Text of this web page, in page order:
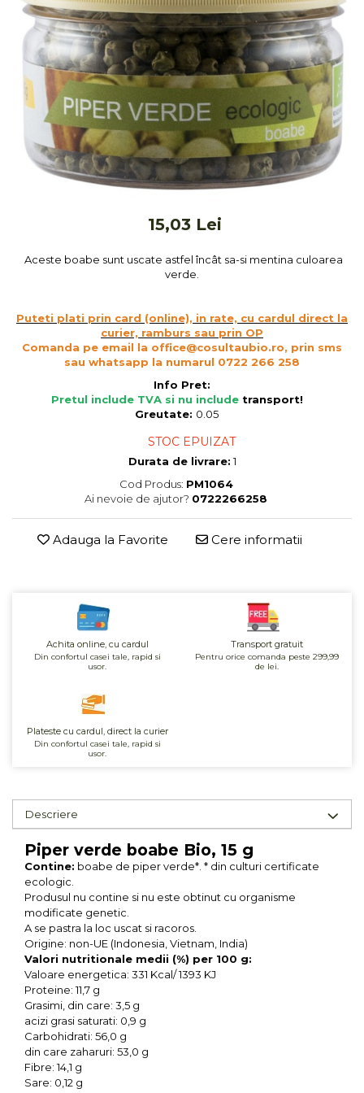
Ceai vrac
Ceaiuri diverse si accesorii
Bauturi
Apa
Sucuri
Vinuri, bere si alte bauturi
Siropuri naturale
Energizante
Carbogazoase
Seminte din plante oleaginoase
Fructe si legume Bio
Alimente de baza
Orez, Faina si Premixuri
Produse din carne
Sosuri, Ketchup bio
Pudre si prafuri
Leguminoase si seminte
Fermenti si gelifianti
Sare si inlocuitori
Produse care inlocuiesc carnea
Unt, alternativa unt
Terci bio
Dulciuri
Ciocolata
Dulceturi, gemuri, compoturi
Creme
Bomboane, Caramele si Jeleuri
Biscuiti si napolitane
Inghetata
Zahar si indulcitori
Batoane
Dulciuri bio
Guma de mestecat bio
Snacksuri
15,03 Lei
Aceste boabe sunt uscate astfel încât sa-si mentina culoarea
verde.
Puteti plati prin card (online), in rate, cu cardul direct la
curier, ramburs sau prin OP
Comanda pe email la office@cosultaubio.ro, prin sms
sau whatsapp la numarul 0722 266 258
Info Pret:
Pretul include TVA si nu include transport!
Greutate: 0.05
STOC EPUIZAT
Durata de livrare:1
Cod Produs: PM1064
Ai nevoie de ajutor? 0722266258
Adauga la Favorite Cere informatii
Achita online, cu cardul
Din confortul casei tale, rapid si
usor.
Transport gratuit
Pentru orice comanda peste 299,99
de lei.
Plateste cu cardul, direct la curier
Din confortul casei tale, rapid si
usor.
Descriere
Piper verde boabe Bio, 15 g
Contine: boabe de piper verde*. * din culturi certificate
ecologic.
Produsul nu contine si nu este obtinut cu organisme
modificate genetic.
A se pastra la loc uscat si racoros.
Origine: non-UE (Indonesia, Vietnam, India)
Valori nutritionale medii (%) per 100 g:
Valoare energetica: 331 Kcal/ 1393 KJ
Proteine: 11,7 g
Grasimi, din care: 3,5 g
acizi grasi saturati: 0,9 g
Carbohidrati: 56,0 g
din care zaharuri: 53,0 g
Fibre: 14,1 g
Sare: 0,12 g